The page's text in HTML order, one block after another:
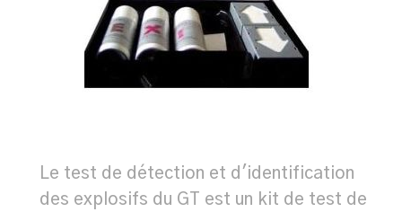
Le test de détection et d'identification
des explosifs du GT est un kit de test de